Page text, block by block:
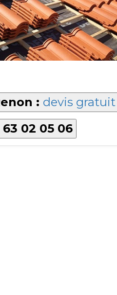
: devis
02 05 06